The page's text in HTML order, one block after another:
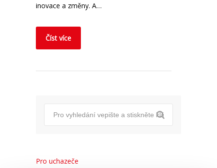
inovace a změny. A…
Číst více
Pro uchazeče